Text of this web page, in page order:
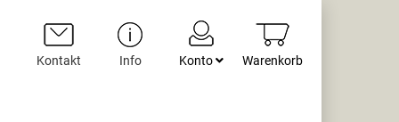
Warenkorb
Konto
Info
Kontakt